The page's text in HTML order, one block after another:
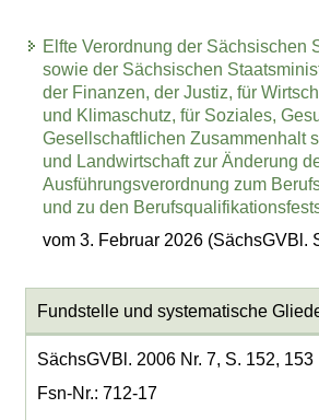
Elfte Verordnung der Sächsischen
sowie der Sächsischen
der Finanzen, der Justiz, für
und Klimaschutz, für Soziales,
Gesellschaftlichen Zusammenhalt
und Landwirtschaft zur Änderung
Ausführungsverordnung zum
und zu den
vom 3. Februar 2026 (SächsGVBl.
Fundstelle und systematische
SächsGVBl. 2006 Nr. 7, S. 152, 153
Fsn-Nr.: 712-17